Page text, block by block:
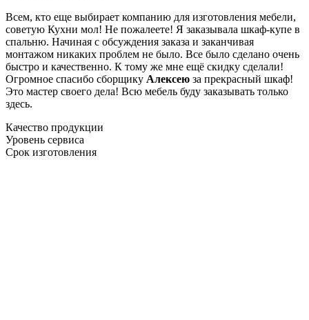
Всем, кто еще выбирает компанию для изготовления мебели,
советую Кухни мол! Не пожалеете! Я заказывала шкаф-купе в
спальню. Начиная с обсуждения заказа и заканчивая
монтажом никаких проблем не было. Все было сделано очень
быстро и качественно. К тому же мне ещё скидку сделали!
Огромное спасибо сборщику Алексею за прекрасный шкаф!
Это мастер своего дела! Всю мебель буду заказывать только
здесь.
Качество продукции
Уровень сервиса
Срок изготовления